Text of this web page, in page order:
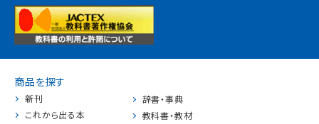
商品を探す
新刊
これから出る本
辞書・事典
教科書・教材